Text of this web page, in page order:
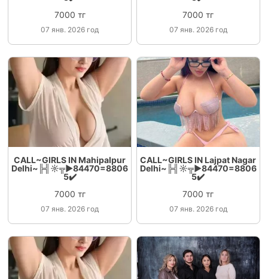
7000 тг
07 янв. 2026 год
7000 тг
07 янв. 2026 год
CALL~GIRLS IN Mahipalpur
Delhi~╠╣☼╦►84470=8806
5✔️
7000 тг
07 янв. 2026 год
CALL~GIRLS IN Lajpat Nagar
Delhi~╠╣☼╦►84470=8806
5✔️
7000 тг
07 янв. 2026 год